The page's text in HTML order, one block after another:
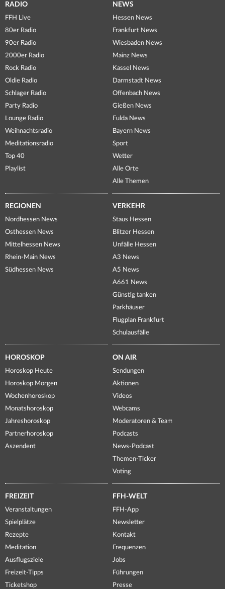
RADIO
FFH Live
80er Radio
90er Radio
2000er Radio
Rock Radio
Oldie Radio
Schlager Radio
Party Radio
Lounge Radio
Weihnachtsradio
Meditationsradio
Top 40
Playlist
NEWS
Hessen News
Frankfurt News
Wiesbaden News
Mainz News
Kassel News
Darmstadt News
Offenbach News
Gießen News
Fulda News
Bayern News
Sport
Wetter
Alle Orte
Alle Themen
REGIONEN
Nordhessen News
Osthessen News
Mittelhessen News
Rhein-Main News
Südhessen News
VERKEHR
Staus Hessen
Blitzer Hessen
Unfälle Hessen
A3 News
A5 News
A661 News
Günstig tanken
Parkhäuser
Flugplan Frankfurt
Schulausfälle
HOROSKOP
Horoskop Heute
Horoskop Morgen
Wochenhoroskop
Monatshoroskop
Jahreshoroskop
Partnerhoroskop
Aszendent
ON AIR
Sendungen
Aktionen
Videos
Webcams
Moderatoren & Team
Podcasts
News-Podcast
Themen-Ticker
Voting
FREIZEIT
Veranstaltungen
Spielplätze
Rezepte
Meditation
Ausflugsziele
Freizeit-Tipps
Ticketshop
FFH-WELT
FFH-App
Newsletter
Kontakt
Frequenzen
Jobs
Führungen
Presse